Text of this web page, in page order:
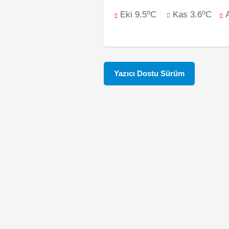
Eki 9.5oC Kas 3.6oC
Yazıcı Dostu Sürüm